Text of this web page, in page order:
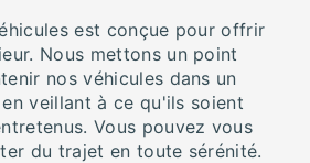
est conçue pour offrir
Nous mettons un point
nos véhicules dans un
veillant à ce qu'ils soient
Vous pouvez vous
du trajet en toute sérénité.